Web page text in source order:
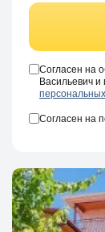
Согласен на
Васильевич
Согласен на